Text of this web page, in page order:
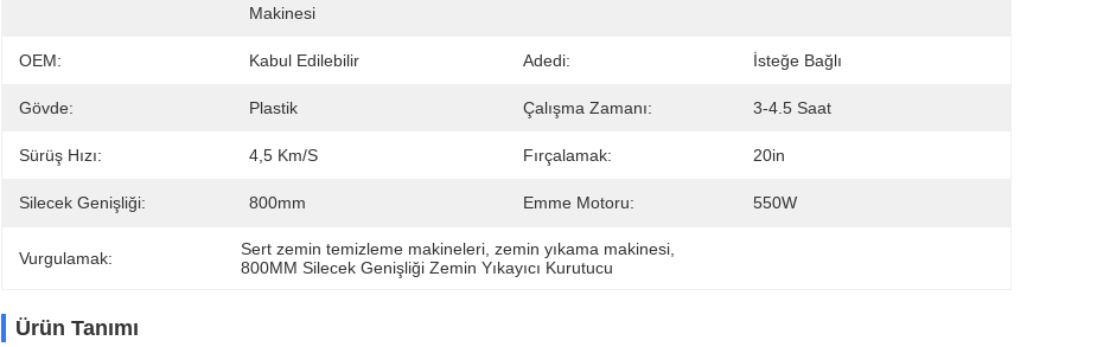
Makinesi
OEM: Kabul Edilebilir Adedi: İsteğe Bağlı
Gövde: Plastik Çalışma Zamanı: 3-4.5 Saat
Sürüş Hızı: 4,5 Km/s Fırçalamak: 20in
Silecek Genişliği: 800mm Emme Motoru: 550W
Vurgulamak: Sert zemin temizleme makineleri , zemin yıkama makinesi
800MM Silecek Genişliği Zemin Yıkayıcı Kurutucu
Ürün Tanımı